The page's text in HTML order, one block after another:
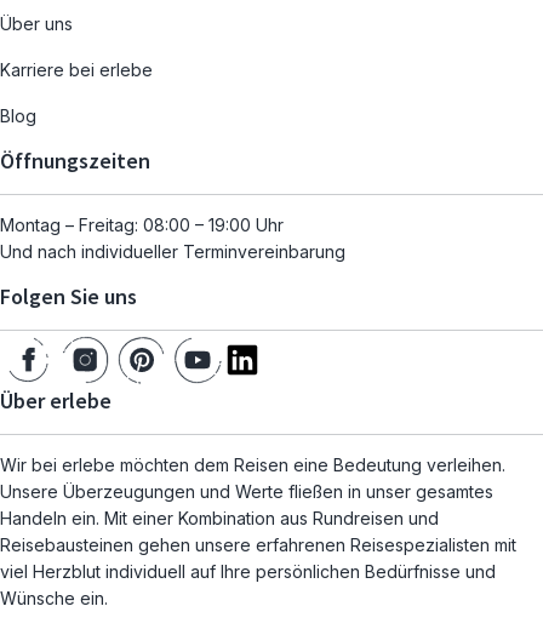
Über uns
Karriere bei erlebe
Blog
Öffnungszeiten
Montag – Freitag: 08:00 – 19:00 Uhr
Und nach individueller Terminvereinbarung
Folgen Sie uns
Über erlebe
Wir bei erlebe möchten dem Reisen eine Bedeutung verleihen.
Unsere Überzeugungen und Werte fließen in unser gesamtes
Handeln ein. Mit einer Kombination aus Rundreisen und
Reisebausteinen gehen unsere erfahrenen Reisespezialisten mit
viel Herzblut individuell auf Ihre persönlichen Bedürfnisse und
Wünsche ein.